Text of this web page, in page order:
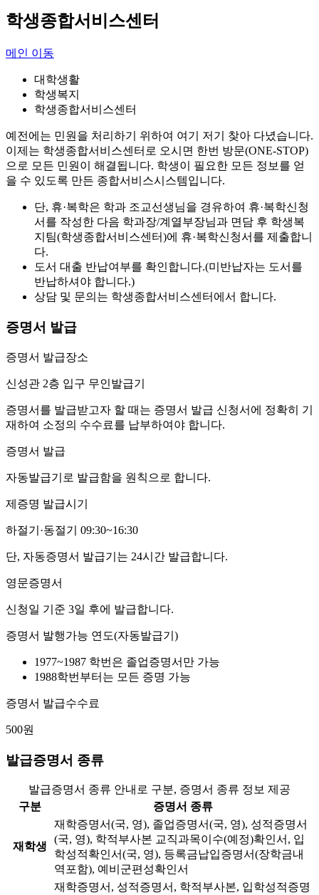
학생종합서비스센터
메인 이동
대학생활
학생복지
학생종합서비스센터
예전에는 민원을 처리하기 위하여 여기 저기 찾아 다녔습니다.
이제는 학생종합서비스센터로 오시면 한번 방문(ONE-STOP)
으로 모든 민원이 해결됩니다. 학생이 필요한 모든 정보를 얻
을 수 있도록 만든 종합서비스시스템입니다.
단, 휴·복학은 학과 조교선생님을 경유하여 휴·복학신청
서를 작성한 다음 학과장/계열부장님과 면담 후 학생복
지팀(학생종합서비스센터)에 휴·복학신청서를 제출합니
다.
도서 대출 반납여부를 확인합니다.(미반납자는 도서를
반납하셔야 합니다.)
상담 및 문의는 학생종합서비스센터에서 합니다.
증명서 발급
증명서 발급장소
신성관 2층 입구 무인발급기
증명서를 발급받고자 할 때는 증명서 발급 신청서에 정확히 기
재하여 소정의 수수료를 납부하여야 합니다.
증명서 발급
자동발급기로 발급함을 원칙으로 합니다.
제증명 발급시기
하절기·동절기 09:30~16:30
단, 자동증명서 발급기는 24시간 발급합니다.
영문증명서
신청일 기준 3일 후에 발급합니다.
증명서 발행가능 연도(자동발급기)
1977~1987 학번은 졸업증명서만 가능
1988학번부터는 모든 증명 가능
증명서 발급수수료
500원
발급증명서 종류
발급증명서 종류 안내로 구분, 증명서 종류 정보 제공
구분
증명서 종류
재학생
재학증명서(국, 영), 졸업증명서(국, 영), 성적증명서
(국, 영), 학적부사본 교직과목이수(예정)확인서, 입
학성적확인서(국, 영), 등록금납입증명서(장학금내
역포함), 예비군편성확인서
재학증명서, 성적증명서, 학적부사본, 입학성적증명